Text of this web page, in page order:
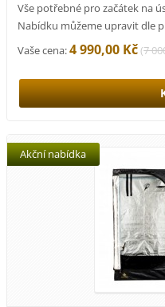
Vše potřebné pro začátek na
Nabídku můžeme upravit dle
Vaše cena:4 990,00 Kč(7
Akční nabídka